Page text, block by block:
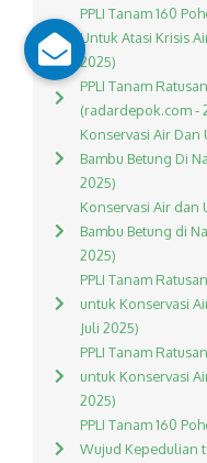
PPLI Tanam 160
Untuk Atasi Krisis
2025)
PPLI Tanam
(radardepok.com -
Konservasi Air Dan
Bambu Betung Di
2025)
Konservasi Air dan
Bambu Betung di
2025)
PPLI Tanam
untuk Konservasi
Juli 2025)
PPLI Tanam
untuk Konservasi
2025)
PPLI Tanam 160
Wujud Kepedulian